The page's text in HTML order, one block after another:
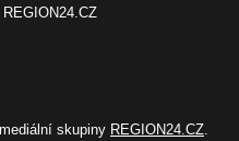
REGION24.CZ
skupiny REGION24.CZ.